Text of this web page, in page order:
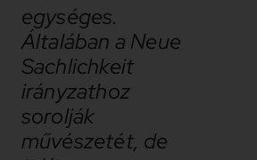
egységes.
Általában a Neue
Sachlichkeit
irányzathoz
sorolják
művészetét, de